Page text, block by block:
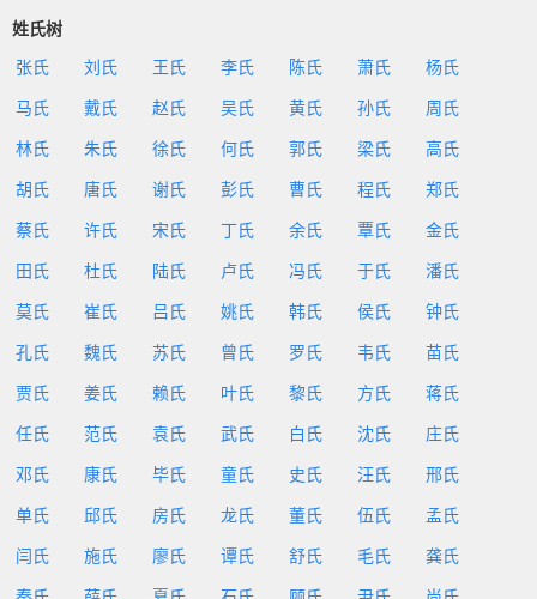
姓氏树
张氏 刘氏 王氏 李氏 陈氏 萧氏 杨氏
马氏 戴氏 赵氏 吴氏 黄氏 孙氏 周氏
林氏 朱氏 徐氏 何氏 郭氏 梁氏 高氏
胡氏 唐氏 谢氏 彭氏 曹氏 程氏 郑氏
蔡氏 许氏 宋氏 丁氏 余氏 覃氏 金氏
田氏 杜氏 陆氏 卢氏 冯氏 于氏 潘氏
莫氏 崔氏 吕氏 姚氏 韩氏 侯氏 钟氏
孔氏 魏氏 苏氏 曾氏 罗氏 韦氏 苗氏
贾氏 姜氏 赖氏 叶氏 黎氏 方氏 蒋氏
任氏 范氏 袁氏 武氏 白氏 沈氏 庄氏
邓氏 康氏 毕氏 童氏 史氏 汪氏 邢氏
单氏 邱氏 房氏 龙氏 董氏 伍氏 孟氏
闫氏 施氏 廖氏 谭氏 舒氏 毛氏 龚氏